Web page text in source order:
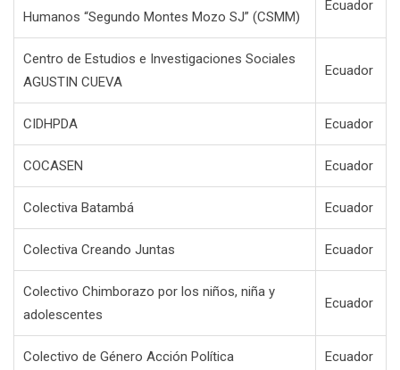
Humanos “Segundo Montes Mozo SJ” (CSMM)
Ecuador
Centro de Estudios e Investigaciones Sociales
AGUSTIN CUEVA
Ecuador
CIDHPDA Ecuador
COCASEN Ecuador
Colectiva Batambá Ecuador
Colectiva Creando Juntas Ecuador
Colectivo Chimborazo por los niños, niña y
adolescentes
Ecuador
Colectivo de Género Acción Política Ecuador